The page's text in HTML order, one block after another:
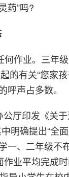
药”吗?
作业。三年
有关“您家孩
呼声占多数。
厅印发《关
明确提出“全
一、二年级不
业平均完成